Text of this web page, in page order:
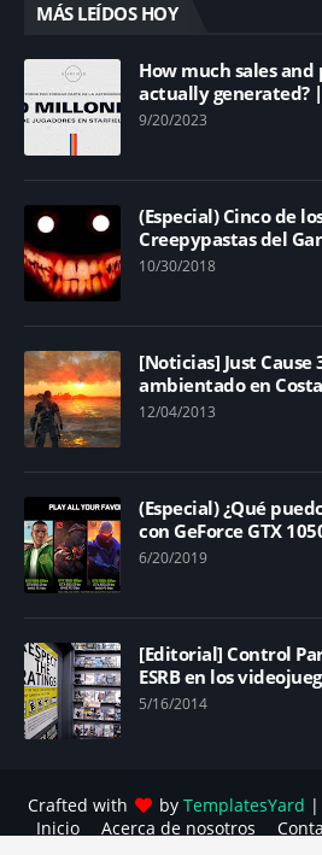
MÁS LEÍDOS HOY
How much sales
actually generated?
9/20/2023
(Especial) Cinco de
Creepypastas del
10/30/2018
[Noticias] Just Cause
ambientado en
12/04/2013
(Especial) ¿Qué
con GeForce GTX
6/20/2019
[Editorial] Control
ESRB en los
5/16/2014
Crafted with by TemplatesYard
Inicio
Acerca de nosotros